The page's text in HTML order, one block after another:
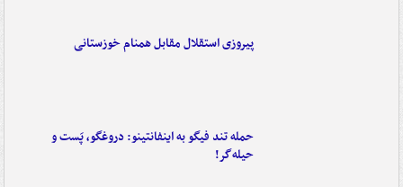
پیروزی استقلال مقابل همنام خوزستانی
حمله تند فیگو به اینفانتینو: دروغگو، پَست‌ و
حیله‌گر!